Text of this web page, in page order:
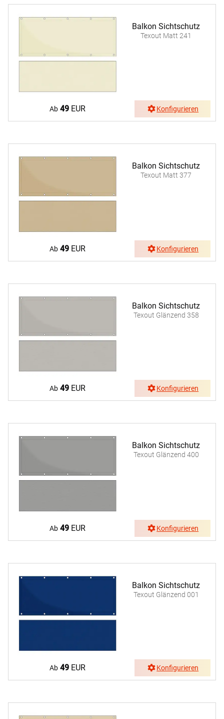
Balkon Sichtschutz
Texout Matt 241
Ab 49 EUR Konfigurieren
Balkon Sichtschutz
Texout Matt 377
Ab 49 EUR Konfigurieren
Balkon Sichtschutz
Texout Glänzend 358
Ab 49 EUR Konfigurieren
Balkon Sichtschutz
Texout Glänzend 400
Ab 49 EUR Konfigurieren
Balkon Sichtschutz
Texout Glänzend 001
Ab 49 EUR Konfigurieren